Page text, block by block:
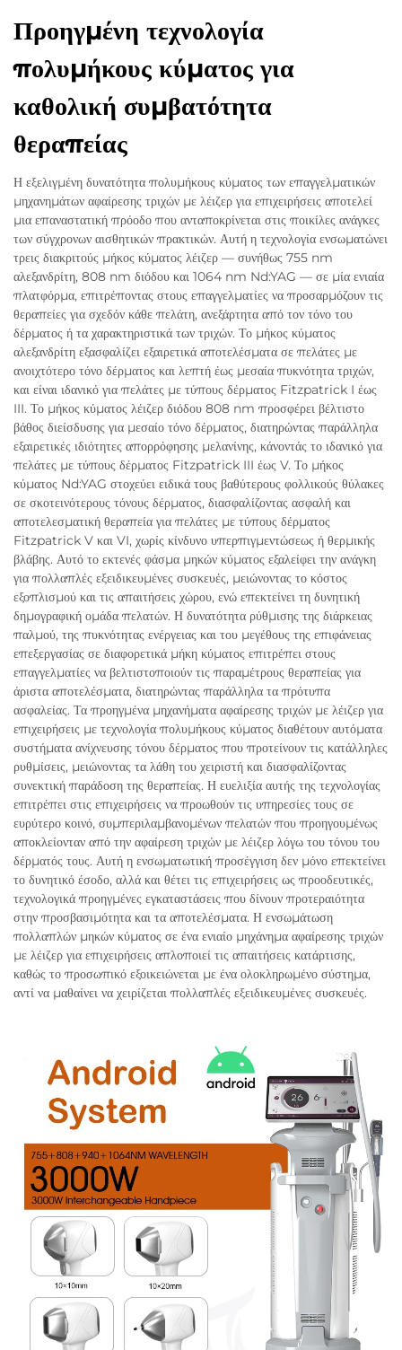
Προηγμένη τεχνολογία
πολυμήκους κύματος για
καθολική συμβατότητα
θεραπείας
Η εξελιγμένη δυνατότητα πολυμήκους κύματος των επαγγελματικών
μηχανημάτων αφαίρεσης τριχών με λέιζερ για επιχειρήσεις αποτελεί
μια επαναστατική πρόοδο που ανταποκρίνεται στις ποικίλες ανάγκες
των σύγχρονων αισθητικών πρακτικών. Αυτή η τεχνολογία ενσωματώνει
τρεις διακριτούς μήκος κύματος λέιζερ — συνήθως 755 nm
αλεξανδρίτη, 808 nm διόδου και 1064 nm Nd:YAG — σε μία ενιαία
πλατφόρμα, επιτρέποντας στους επαγγελματίες να προσαρμόζουν τις
θεραπείες για σχεδόν κάθε πελάτη, ανεξάρτητα από τον τόνο του
δέρματος ή τα χαρακτηριστικά των τριχών. Το μήκος κύματος
αλεξανδρίτη εξασφαλίζει εξαιρετικά αποτελέσματα σε πελάτες με
ανοιχτότερο τόνο δέρματος και λεπτή έως μεσαία πυκνότητα τριχών,
και είναι ιδανικό για πελάτες με τύπους δέρματος Fitzpatrick I έως
III. Το μήκος κύματος λέιζερ διόδου 808 nm προσφέρει βέλτιστο
βάθος διείσδυσης για μεσαίο τόνο δέρματος, διατηρώντας παράλληλα
εξαιρετικές ιδιότητες απορρόφησης μελανίνης, κάνοντάς το ιδανικό για
πελάτες με τύπους δέρματος Fitzpatrick III έως V. Το μήκος
κύματος Nd:YAG στοχεύει ειδικά τους βαθύτερους φολλικούς θύλακες
σε σκοτεινότερους τόνους δέρματος, διασφαλίζοντας ασφαλή και
αποτελεσματική θεραπεία για πελάτες με τύπους δέρματος
Fitzpatrick V και VI, χωρίς κίνδυνο υπερπιγμεντώσεως ή θερμικής
βλάβης. Αυτό το εκτενές φάσμα μηκών κύματος εξαλείφει την ανάγκη
για πολλαπλές εξειδικευμένες συσκευές, μειώνοντας το κόστος
εξοπλισμού και τις απαιτήσεις χώρου, ενώ επεκτείνει τη δυνητική
δημογραφική ομάδα πελατών. Η δυνατότητα ρύθμισης της διάρκειας
παλμού, της πυκνότητας ενέργειας και του μεγέθους της επιφάνειας
επεξεργασίας σε διαφορετικά μήκη κύματος επιτρέπει στους
επαγγελματίες να βελτιστοποιούν τις παραμέτρους θεραπείας για
άριστα αποτελέσματα, διατηρώντας παράλληλα τα πρότυπα
ασφαλείας. Τα προηγμένα μηχανήματα αφαίρεσης τριχών με λέιζερ για
επιχειρήσεις με τεχνολογία πολυμήκους κύματος διαθέτουν αυτόματα
συστήματα ανίχνευσης τόνου δέρματος που προτείνουν τις κατάλληλες
ρυθμίσεις, μειώνοντας τα λάθη του χειριστή και διασφαλίζοντας
συνεκτική παράδοση της θεραπείας. Η ευελιξία αυτής της τεχνολογίας
επιτρέπει στις επιχειρήσεις να προωθούν τις υπηρεσίες τους σε
ευρύτερο κοινό, συμπεριλαμβανομένων πελατών που προηγουμένως
αποκλείονταν από την αφαίρεση τριχών με λέιζερ λόγω του τόνου του
δέρματός τους. Αυτή η ενσωματωτική προσέγγιση δεν μόνο επεκτείνει
το δυνητικό έσοδο, αλλά και θέτει τις επιχειρήσεις ως προοδευτικές,
τεχνολογικά προηγμένες εγκαταστάσεις που δίνουν προτεραιότητα
στην προσβασιμότητα και τα αποτελέσματα. Η ενσωμάτωση
πολλαπλών μηκών κύματος σε ένα ενιαίο μηχάνημα αφαίρεσης τριχών
με λέιζερ για επιχειρήσεις απλοποιεί τις απαιτήσεις κατάρτισης,
καθώς το προσωπικό εξοικειώνεται με ένα ολοκληρωμένο σύστημα,
αντί να μαθαίνει να χειρίζεται πολλαπλές εξειδικευμένες συσκευές.